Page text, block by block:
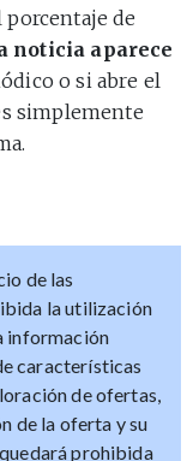
de
noticia aparece
o si abre el
simplemente
de las
la utilización
información
características
de ofertas,
de la oferta y su
prohibida